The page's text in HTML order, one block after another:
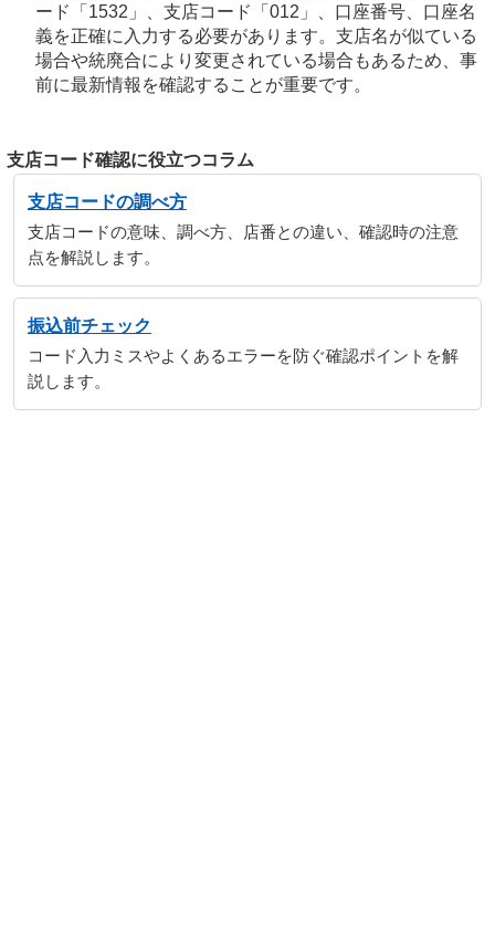
ード「1532」、支店コード「012」、口座番号、口座名
義を正確に入力する必要があります。支店名が似ている
場合や統廃合により変更されている場合もあるため、事
前に最新情報を確認することが重要です。
支店コード確認に役立つコラム
支店コードの調べ方
支店コードの意味、調べ方、店番との違い、確認時の注意
点を解説します。
振込前チェック
コード入力ミスやよくあるエラーを防ぐ確認ポイントを解
説します。